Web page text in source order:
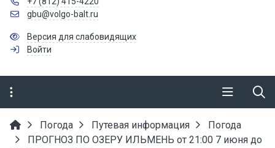
gbu@volgo-balt.ru
Версия для слабовидящих
Войти
Погода Путевая информация
Погода
ПРОГНОЗ ПО ОЗЕРУ ИЛЬМЕНЬ от 21:00 7 июня до